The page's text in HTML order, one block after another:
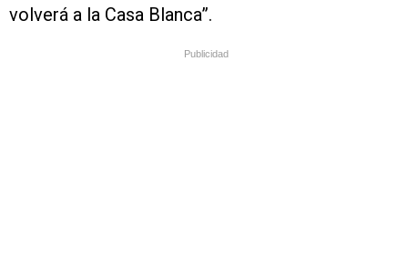
volverá a la Casa Blanca”.
Publicidad